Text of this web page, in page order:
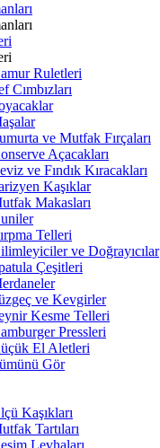
Ruletleri
Cımbızları
ve Mutfak Fırçaları
Açacakları
ve Fındık Kıracakları
Kaşıklar
Makasları
Telleri
ve Doğrayıcılar
Çeşitleri
ve Kevgirler
Kesme Telleri
Pressleri
El Aletleri
Gör
Kaşıkları
Tartıları
Levhaları